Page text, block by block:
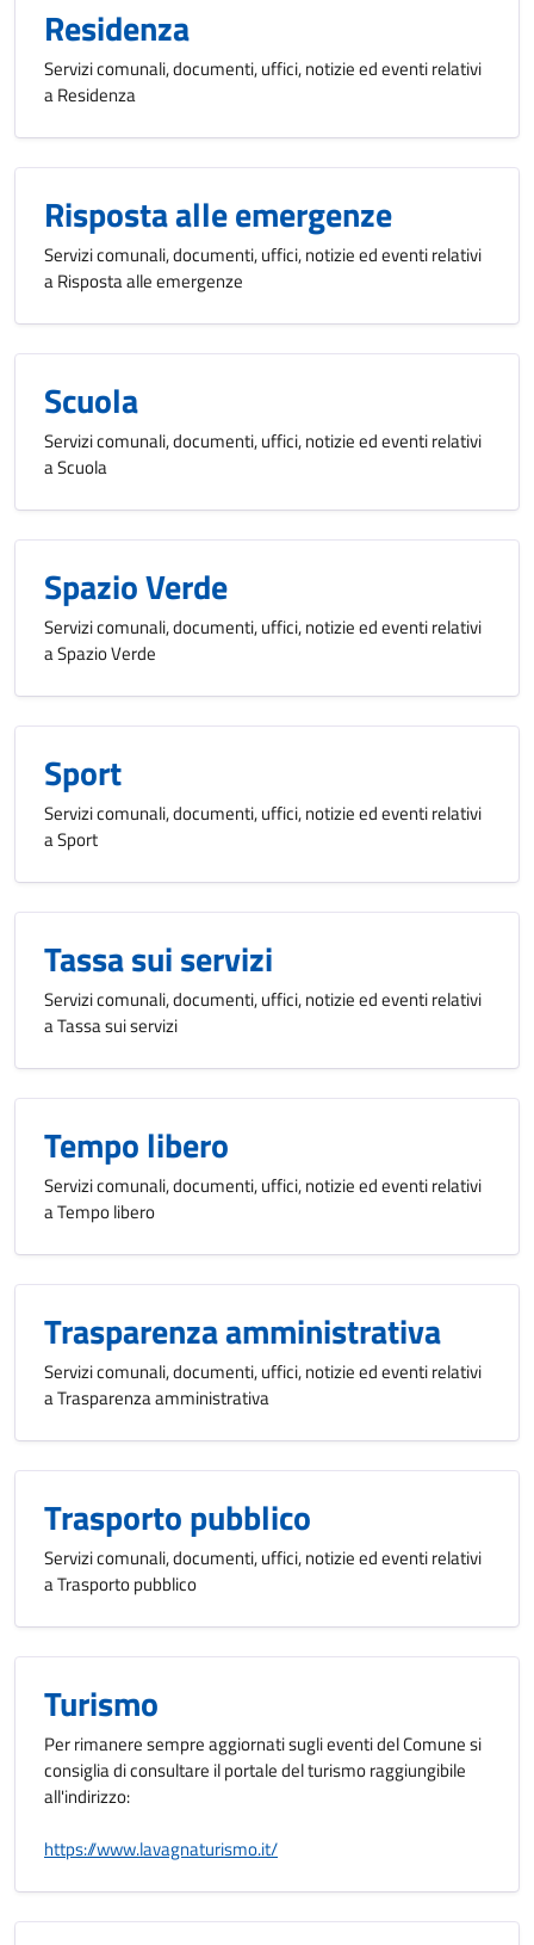
Residenza
Servizi comunali, documenti, uffici, notizie ed eventi relativi
a Residenza
Risposta alle emergenze
Servizi comunali, documenti, uffici, notizie ed eventi relativi
a Risposta alle emergenze
Scuola
Servizi comunali, documenti, uffici, notizie ed eventi relativi
a Scuola
Spazio Verde
Servizi comunali, documenti, uffici, notizie ed eventi relativi
a Spazio Verde
Sport
Servizi comunali, documenti, uffici, notizie ed eventi relativi
a Sport
Tassa sui servizi
Servizi comunali, documenti, uffici, notizie ed eventi relativi
a Tassa sui servizi
Tempo libero
Servizi comunali, documenti, uffici, notizie ed eventi relativi
a Tempo libero
Trasparenza amministrativa
Servizi comunali, documenti, uffici, notizie ed eventi relativi
a Trasparenza amministrativa
Trasporto pubblico
Servizi comunali, documenti, uffici, notizie ed eventi relativi
a Trasporto pubblico
Turismo
Per rimanere sempre aggiornati sugli eventi del Comune si
consiglia di consultare il portale del turismo raggiungibile
all'indirizzo:
https://www.lavagnaturismo.it/